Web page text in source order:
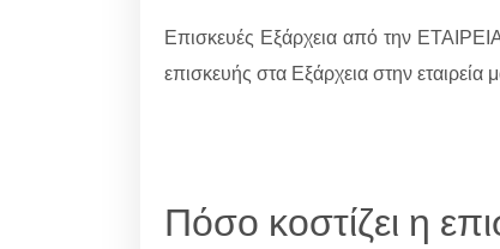
Επισκευές Εξάρχεια από την
επισκευής στα Εξάρχεια στην εταιρεία
Πόσο κοστίζει η